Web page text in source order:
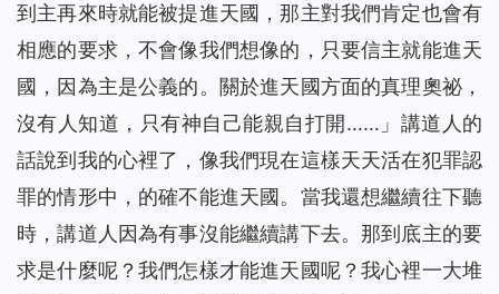
到主再來時就能被提進天國，那主對我們肯定也會有
相應的要求，不會像我們想像的，只要信主就能進天
國，因為主是公義的。關於進天國方面的真理奧祕，
沒有人知道，只有神自己能親自打開……」講道人的
話說到我的心裡了，像我們現在這樣天天活在犯罪認
罪的情形中，的確不能進天國。當我還想繼續往下聽
時，講道人因為有事沒能繼續講下去。那到底主的要
求是什麼呢？我們怎樣才能進天國呢？我心裡一大堆